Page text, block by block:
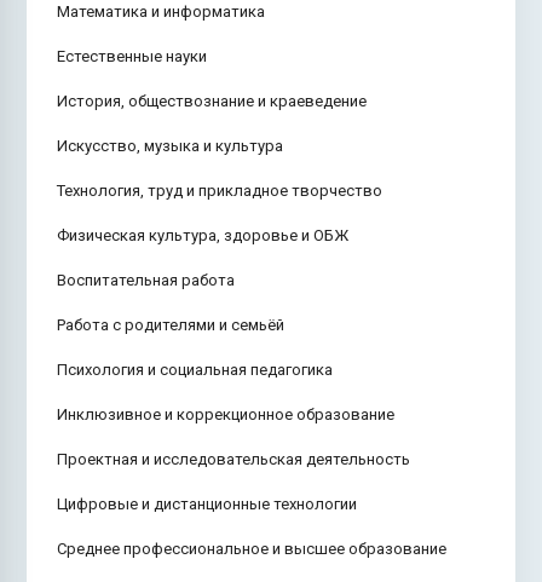
Математика и информатика
Естественные науки
История, обществознание и краеведение
Искусство, музыка и культура
Технология, труд и прикладное творчество
Физическая культура, здоровье и ОБЖ
Воспитательная работа
Работа с родителями и семьёй
Психология и социальная педагогика
Инклюзивное и коррекционное образование
Проектная и исследовательская деятельность
Цифровые и дистанционные технологии
Среднее профессиональное и высшее образование